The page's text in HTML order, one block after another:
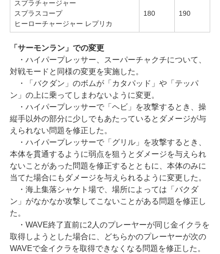
スプラチャージャー
スプラスコープ
ヒーローチャージャー レプリカ
180 190
「サーモンラン」での変更
・ハイパープレッサー、スーパーチャクチについて、
対戦モードと同様の変更を実施した。
・「バクダン」のボムが「カタパッド」や「テッパ
ン」の上に乗ってしまわないように変更。
・ハイパープレッサーで「ヘビ」を攻撃するとき、操
縦手以外の部分に少しでもあたっているとダメージが与
えられない問題を修正した。
・ハイパープレッサーで「グリル」を攻撃するとき、
本体を貫通するように弱点を狙うとダメージを与えられ
ないことがあった問題を修正するとともに、本体のみに
当てた場合にもダメージを与えられるように変更した。
・海上集落シャケト場で、場所によっては「バクダ
ン」がなかなか攻撃してこないことがある問題を修正し
た。
・WAVE終了直前に2人のプレーヤーが同じ金イクラを
取得しようとした場合に、どちらかのプレーヤーが次の
WAVEで金イクラを取得できなくなる問題を修正した。